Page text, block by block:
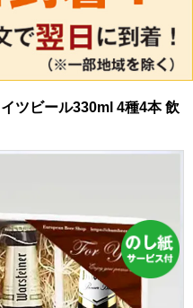
ツビール330ml 4種4本 飲